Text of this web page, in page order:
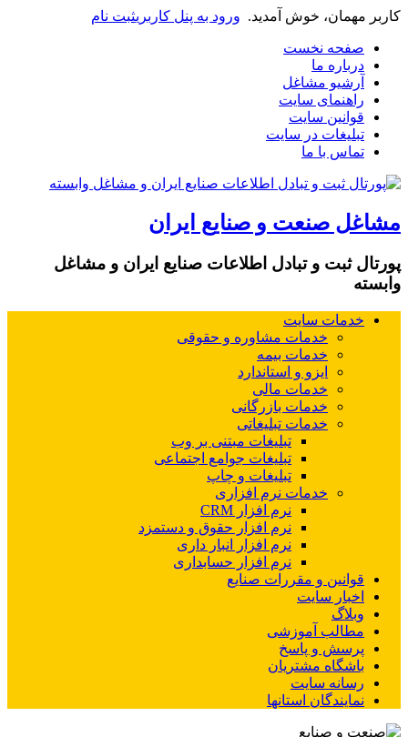
کاربر مهمان، خوش آمدید. ورود به پنل کاربریثبت نام
صفحه نخست
درباره ما
آرشیو مشاغل
راهنمای سایت
قوانین سایت
تبلیغات در سایت
تماس با ما
مشاغل صنعت و صنایع ایران
پورتال ثبت و تبادل اطلاعات صنایع ایران و مشاغل
وابسته
خدمات سایت
خدمات مشاوره و حقوقی
خدمات بیمه
ایزو و استاندارد
خدمات مالی
خدمات بازرگانی
خدمات تبلیغاتی
تبلیغات مبتنی بر وب
تبلیغات جوامع اجتماعی
تبلیغات و چاپ
خدمات نرم افزاری
نرم افزار CRM
نرم افزار حقوق و دستمزد
نرم افزار انبار داری
نرم افزار حسابداری
قوانین و مقررات صنایع
اخبار سایت
وبلاگ
مطالب آموزشی
پرسش و پاسخ
باشگاه مشتریان
رسانه سایت
نمایندگان استانها